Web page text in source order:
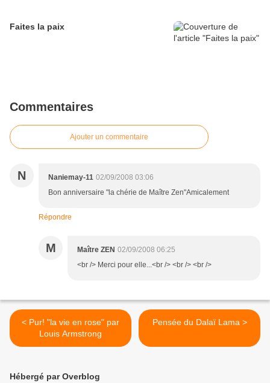
Faites la paix
Commentaires
Ajouter un commentaire
N Naniemay-11 02/09/2008 03:06
Bon anniversaire "la chérie de Maître Zen"Amicalement
Répondre
M Maître ZEN 02/09/2008 06:25
<br /> Merci pour elle...<br /> <br /> <br />
< Pur! "la vie en rose" par
Louis Armstrong
Pensée du Dalaï Lama >
Hébergé par Overblog